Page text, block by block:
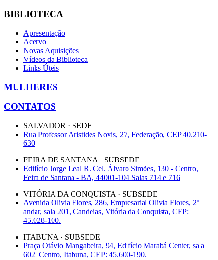
BIBLIOTECA
Apresentação
Acervo
Novas Aquisições
Vídeos da Biblioteca
Links Úteis
MULHERES
CONTATOS
SALVADOR · SEDE
Rua Professor Aristides Novis, 27, Federação, CEP 40.210-
630
FEIRA DE SANTANA · SUBSEDE
Edifício Jorge Leal R. Cel. Álvaro Simões, 130 - Centro,
Feira de Santana - BA, 44001-104 Salas 714 e 716
VITÓRIA DA CONQUISTA · SUBSEDE
Avenida Olívia Flores, 286, Empresarial Olívia Flores, 2º
andar, sala 201, Candeias, Vitória da Conquista, CEP:
45.028-100.
ITABUNA · SUBSEDE
Praça Otávio Mangabeira, 94, Edifício Marabá Center, sala
602, Centro, Itabuna, CEP: 45.600-190.